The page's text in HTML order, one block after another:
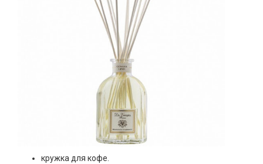
кружка для кофе.